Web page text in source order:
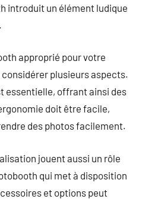
introduit un élément ludique
approprié pour votre
plusieurs aspects.
essentielle, offrant ainsi des
doit être facile,
des photos facilement.
jouent aussi un rôle
qui met à disposition
et options peut